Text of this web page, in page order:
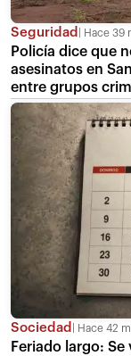
Seguridad Hace 39
Policía dice que
asesinatos en
entre grupos
Sociedad Hace 42
Feriado largo: